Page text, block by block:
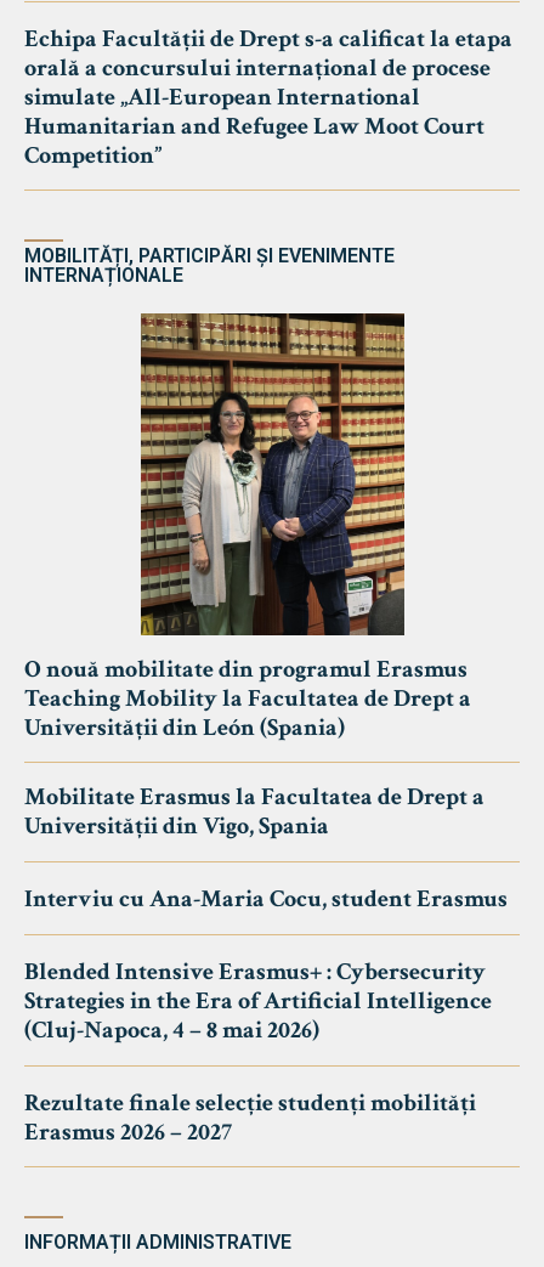
Echipa Facultății de Drept s-a calificat la etapa
orală a concursului internațional de procese
simulate „All-European International
Humanitarian and Refugee Law Moot Court
Competition”
MOBILITĂȚI, PARTICIPĂRI ȘI EVENIMENTE
INTERNAȚIONALE
O nouă mobilitate din programul Erasmus
Teaching Mobility la Facultatea de Drept a
Universității din León (Spania)
Mobilitate Erasmus la Facultatea de Drept a
Universității din Vigo, Spania
Interviu cu Ana-Maria Cocu, student Erasmus
Blended Intensive Erasmus+ : Cybersecurity
Strategies in the Era of Artificial Intelligence
(Cluj-Napoca, 4 – 8 mai 2026)
Rezultate finale selecție studenți mobilități
Erasmus 2026 – 2027
INFORMAȚII ADMINISTRATIVE